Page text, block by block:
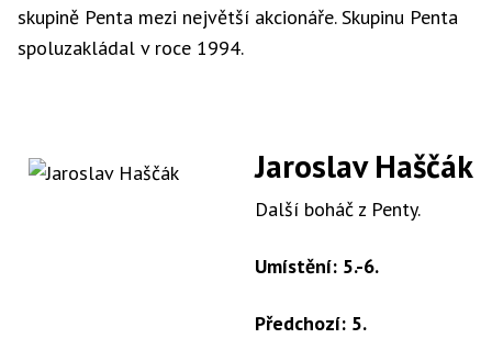
skupině Penta mezi největší akcionáře. Skupinu Penta
spoluzakládal v roce 1994.
Jaroslav Haščák
Další boháč z Penty.
Umístění: 5.-6.
Předchozí: 5.